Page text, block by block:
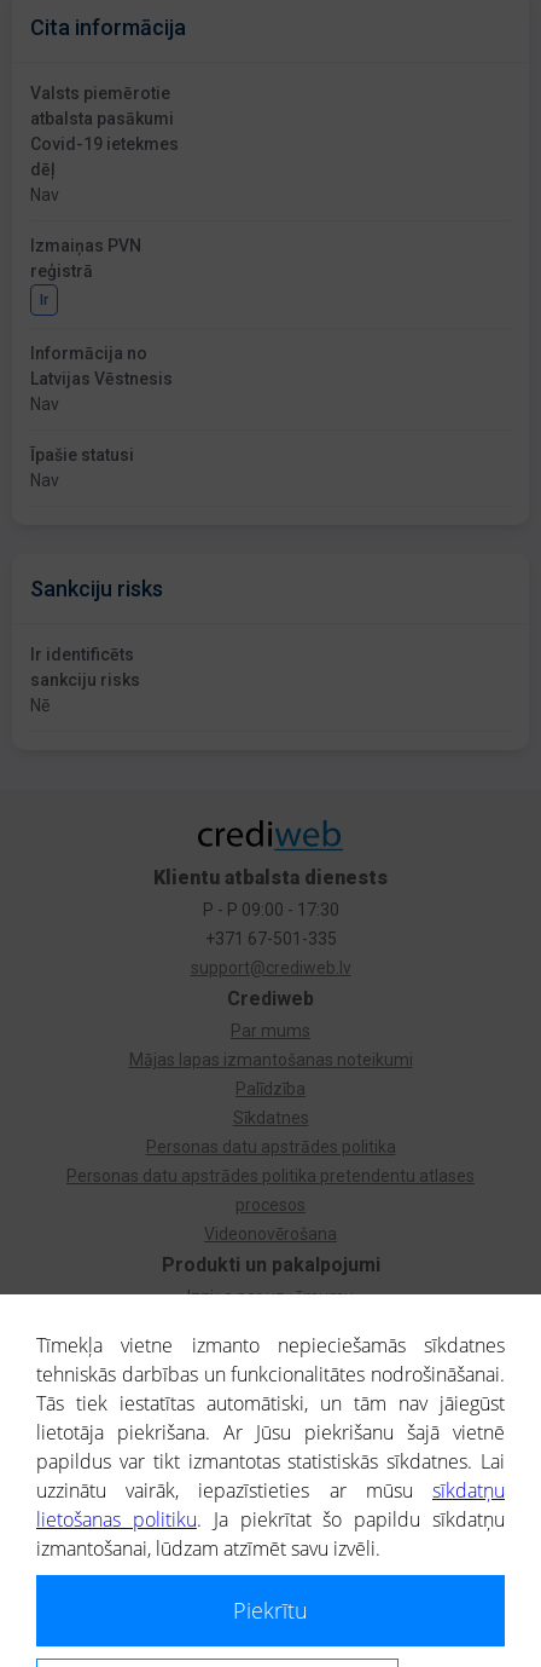
Cita informācija
Valsts piemērotie
atbalsta pasākumi
Covid-19 ietekmes
dēļ
Nav
Izmaiņas PVN
reģistrā
Ir
Informācija no
Latvijas Vēstnesis
Nav
Īpašie statusi
Nav
Sankciju risks
Ir identificēts
sankciju risks
Nē
Produkti un pakalpojumi
Izziņa par uzņēmumu
Dzimtas koks
Uzņēmumu atlase
Monitorings
Kredītizziņa par ārvalstu uzņēmumiem
Crediweb
Par mums
Mājas lapas izmantošanas noteikumi
Palīdzība
Sīkdatnes
Personas datu apstrādes politika
Personas datu apstrādes politika pretendentu atlases
procesos
Videonovērošana
Klientu atbalsta dienests
P - P 09:00 - 17:30
+371 67-501-335
support@crediweb.lv
® CREDITREFORM Latvija
SIA
Portāla ietvaros saņemtajai informācijai ir uzziņas raksturs, un tai nav
Tīmekļa vietne izmanto nepieciešamās sīkdatnes
tehniskās darbības un funkcionalitātes nodrošināšanai.
Tās tiek iestatītas automātiski, un tām nav jāiegūst
lietotāja piekrišana. Ar Jūsu piekrišanu šajā vietnē
papildus var tikt izmantotas statistiskās sīkdatnes. Lai
uzzinātu vairāk, iepazīstieties ar mūsu sīkdatņu
lietošanas politiku. Ja piekrītat šo papildu sīkdatņu
izmantošanai, lūdzam atzīmēt savu izvēli.
Piekrītu